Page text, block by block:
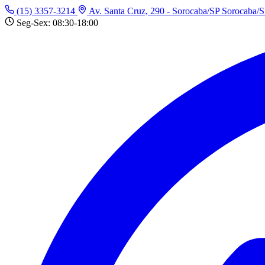
(15) 3357-3214 Av. Santa Cruz, 290 - Sorocaba/SP Sorocaba/
Seg-Sex: 08:30-18:00